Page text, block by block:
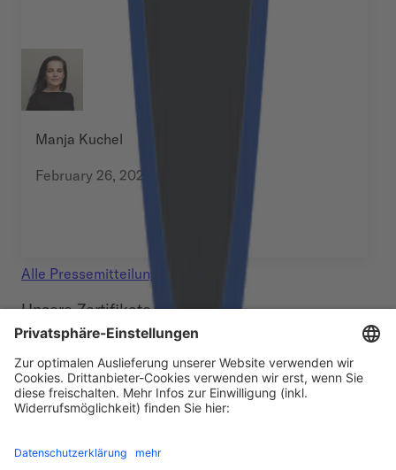
Manja Kuchel
February 26, 2026
Alle Pressemitteilungen
Unsere Zertifikate
Footer